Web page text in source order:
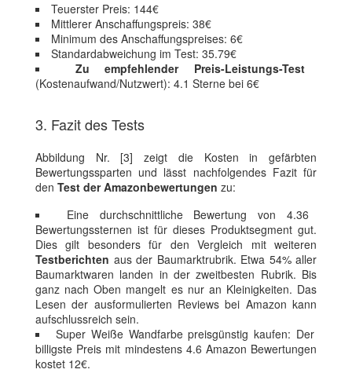
Teuerster Preis: 144€
Mittlerer Anschaffungspreis: 38€
Minimum des Anschaffungspreises: 6€
Standardabweichung im Test: 35.79€
Zu empfehlender Preis-Leistungs-Test
(Kostenaufwand/Nutzwert): 4.1 Sterne bei 6€
3. Fazit des Tests
Abbildung Nr. [3] zeigt die Kosten in gefärbten
Bewertungssparten und lässt nachfolgendes Fazit für
den Test der Amazonbewertungen zu:
Eine durchschnittliche Bewertung von 4.36
Bewertungssternen ist für dieses Produktsegment gut.
Dies gilt besonders für den Vergleich mit weiteren
Testberichten aus der Baumarktrubrik. Etwa 54% aller
Baumarktwaren landen in der zweitbesten Rubrik. Bis
ganz nach Oben mangelt es nur an Kleinigkeiten. Das
Lesen der ausformulierten Reviews bei Amazon kann
aufschlussreich sein.
Super Weiße Wandfarbe preisgünstig kaufen: Der
billigste Preis mit mindestens 4.6 Amazon Bewertungen
kostet 12€.